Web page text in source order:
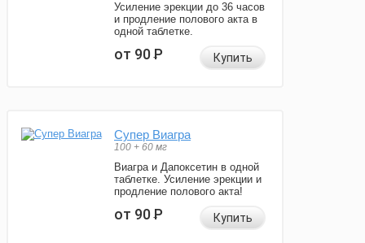
Усиление эрекции до 36 часов
и продление полового акта в
одной таблетке.
от 90Р Купить
Супер Виагра
100 + 60 мг
Виагра и Дапоксетин в одной
таблетке. Усиление эрекции и
продление полового акта!
от 90Р Купить